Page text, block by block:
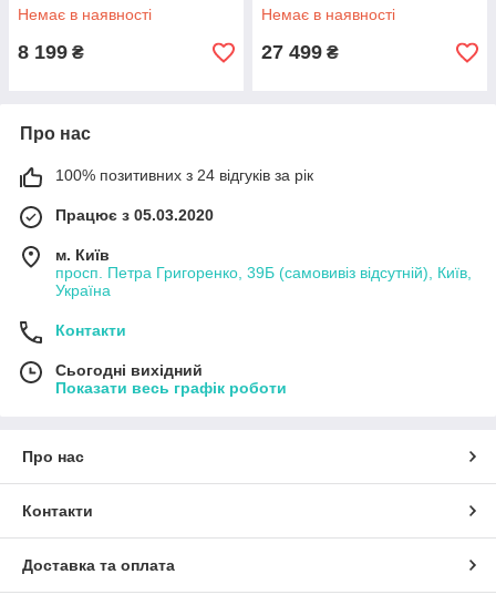
Немає в наявності
8 199 ₴
Немає в наявності
27 499 ₴
Про нас
100% позитивних з 24 відгуків за рік
Працює з 05.03.2020
м. Київ
просп. Петра Григоренко, 39Б (самовивіз відсутній), Київ,
Україна
Контакти
Сьогодні вихідний
Показати весь графік роботи
Про нас
Контакти
Доставка та оплата